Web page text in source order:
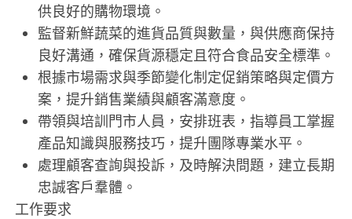
供良好的購物環境。
監督新鮮蔬菜的進貨品質與數量，與供應商保持
良好溝通，確保貨源穩定且符合食品安全標準。
根據市場需求與季節變化制定促銷策略與定價方
案，提升銷售業績與顧客滿意度。
帶領與培訓門市人員，安排班表，指導員工掌握
產品知識與服務技巧，提升團隊專業水平。
處理顧客查詢與投訴，及時解決問題，建立長期
忠誠客戶羣體。
工作要求